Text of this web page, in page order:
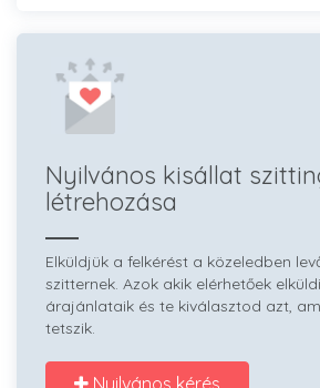
Nyilvános kisállat
létrehozása
Elküldjük a felkérést a közeledben
szitternek. Azok akik elérhetőek
árajánlataik és te kiválasztod azt,
tetszik.
Nyilvános kérés